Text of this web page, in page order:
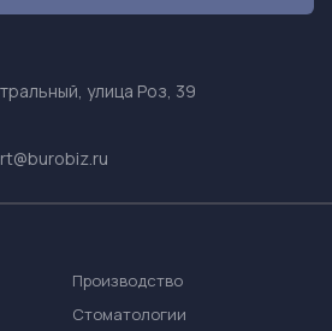
улица Роз, 39
Производство
Стоматологии